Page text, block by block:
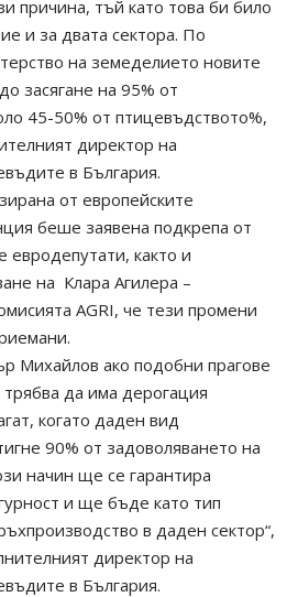
причина, тъй като това би било
и за двата сектора. По
на земеделието новите
засягане на 95% от
45-50% от птицевъдството%,
директор на
в България.
от европейските
беше заявена подкрепа от
евродепутати, както и
на Клара Агилера –
AGRI, че тези промени
Михайлов ако подобни прагове
да има дерогация
когато даден вид
90% от задоволяването на
начин ще се гарантира
и ще бъде като тип
в даден сектор“,
директор на
в България.